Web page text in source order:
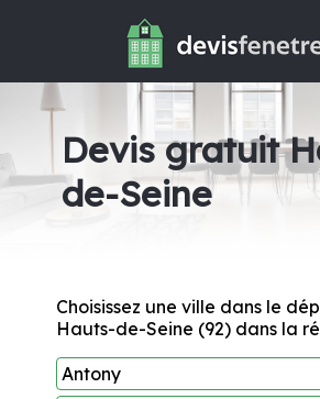
Devis gratuit
de-Seine
Choisissez une ville dans le
Hauts-de-Seine (92) dans la
Antony